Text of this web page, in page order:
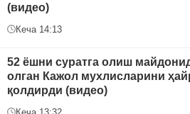
(видео)
Кеча 14:13
52 ёшни суратга олиш
олган Кажол мухлисларини
қолдирди (видео)